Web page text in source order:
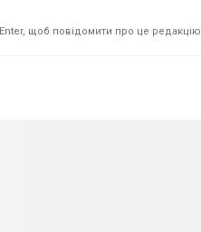
Enter, щоб повідомити про це редакцію